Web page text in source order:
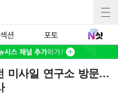
섹션 포토
미사일 연구소 방문…